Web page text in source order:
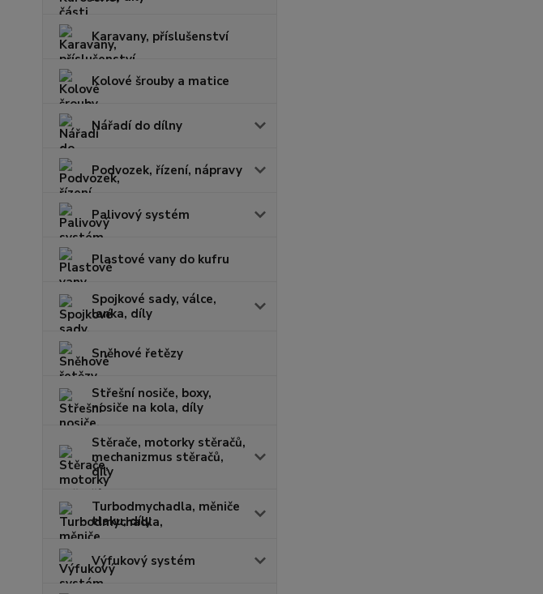
Karavany, příslušenství
Kolové šrouby a matice
Nářadí do dílny
Podvozek, řízení, nápravy
Palivový systém
Plastové vany do kufru
Spojkové sady, válce,
lanka, díly
Sněhové řetězy
Střešní nosiče, boxy,
nosiče na kola, díly
Stěrače, motorky stěračů,
mechanizmus stěračů,
díly
Turbodmychadla, měniče
tlaku, díly
Výfukový systém